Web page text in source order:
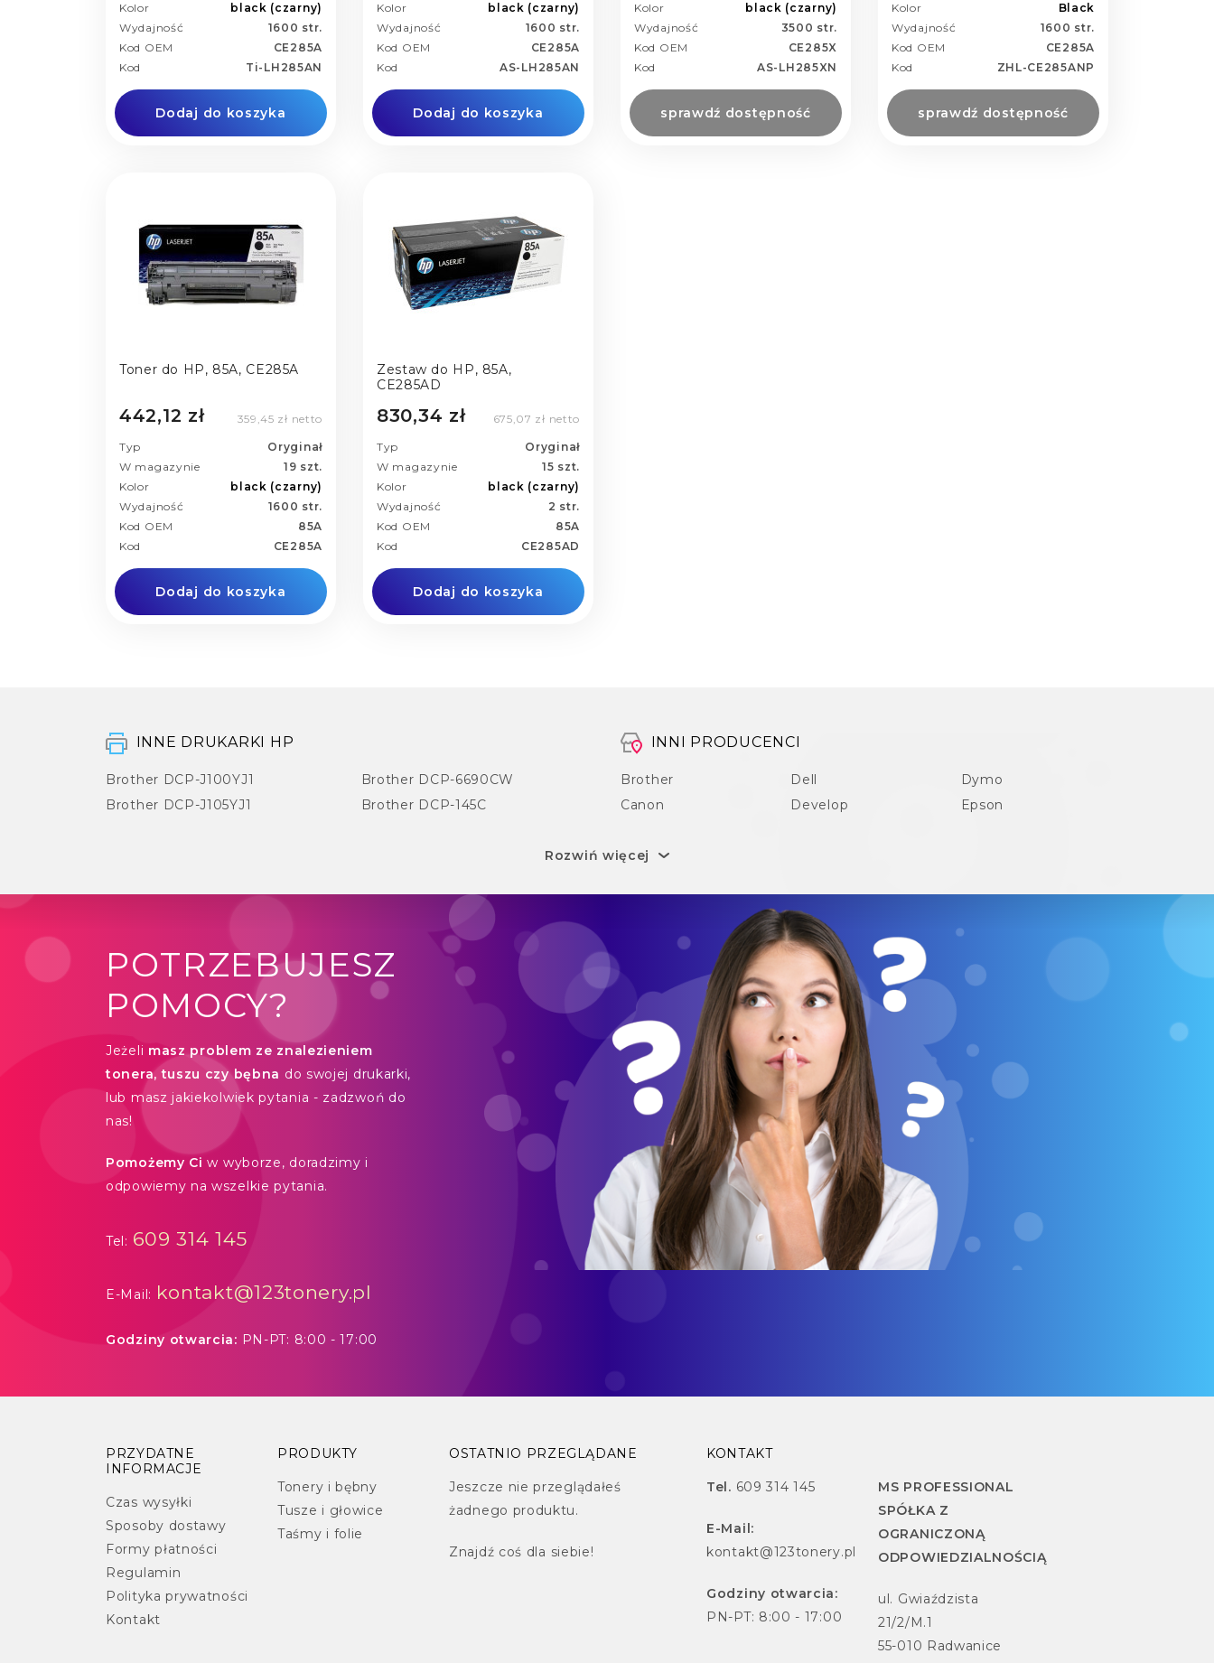
Kolor
black (czarny)
Wydajność
1600 str.
Kod OEM
CE285A
Kod
Ti-LH285AN
Dodaj do koszyka
Kolor
black (czarny)
Wydajność
1600 str.
Kod OEM
CE285A
Kod
AS-LH285AN
Dodaj do koszyka
Kolor
black (czarny)
Wydajność
3500 str.
Kod OEM
CE285X
Kod
AS-LH285XN
sprawdź dostępność
Kolor
Black
Wydajność
1600 str.
Kod OEM
CE285A
Kod
ZHL-CE285ANP
sprawdź dostępność
Toner do HP, 85A, CE285A
442,12 zł 359,45 zł netto
Typ
Oryginał
W magazynie
19 szt.
Kolor
black (czarny)
Wydajność
1600 str.
Kod OEM
85A
Kod
CE285A
Dodaj do koszyka
Zestaw do HP, 85A,
CE285AD
830,34 zł 675,07 zł netto
Typ
Oryginał
W magazynie
15 szt.
Kolor
black (czarny)
Wydajność
2 str.
Kod OEM
85A
Kod
CE285AD
Dodaj do koszyka
INNE DRUKARKI HP
Brother DCP-J100YJ1
Brother DCP-J105YJ1
Brother DCP-6690CW
Brother DCP-145C
INNI PRODUCENCI
Brother
Canon
Dell
Develop
Dymo
Epson
Rozwiń więcej
POTRZEBUJESZ
POMOCY?
Jeżeli masz problem ze znalezieniem
tonera, tuszu czy bębna do swojej drukarki,
lub masz jakiekolwiek pytania - zadzwoń do
nas!
Pomożemy Ci w wyborze, doradzimy i
odpowiemy na wszelkie pytania.
Tel: 609 314 145
E-Mail: kontakt@123tonery.pl
Godziny otwarcia: PN-PT: 8:00 - 17:00
PRZYDATNE
INFORMACJE
Czas wysyłki
Sposoby dostawy
Formy płatności
Regulamin
Polityka prywatności
Kontakt
PRODUKTY
Tonery i bębny
Tusze i głowice
Taśmy i folie
OSTATNIO PRZEGLĄDANE
Jeszcze nie przeglądałeś
żadnego produktu.
Znajdź coś dla siebie!
KONTAKT
Tel. 609 314 145
E-Mail:
kontakt@123tonery.pl
Godziny otwarcia:
PN-PT: 8:00 - 17:00
MS PROFESSIONAL
SPÓŁKA Z
OGRANICZONĄ
ODPOWIEDZIALNOŚCIĄ
ul. Gwiaździsta
21/2/M.1
55-010 Radwanice